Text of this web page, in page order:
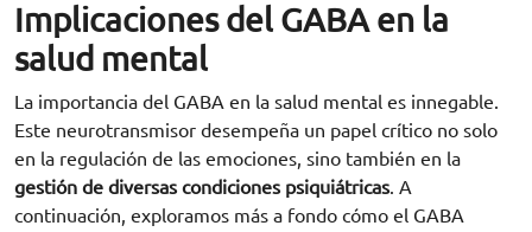
Implicaciones del GABA en la
salud mental
La importancia del GABA en la salud mental es innegable.
Este neurotransmisor desempeña un papel crítico no solo
en la regulación de las emociones, sino también en la
gestión de diversas condiciones psiquiátricas. A
continuación, exploramos más a fondo cómo el GABA